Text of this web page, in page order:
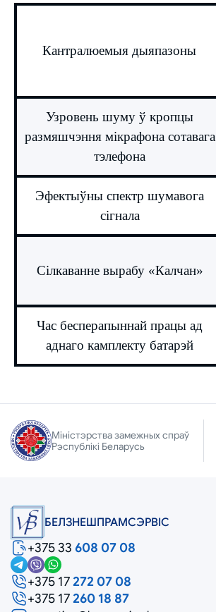
Кантралюемыя дыяпазоны
Узровень шуму ў кропцы
размяшчэння мікрафона сотавага
тэлефона
Эфектыўны спектр шумавога
сігнала
Сілкаванне вырабу «Калчан»
Час бесперапыннай працы ад
аднаго камплекту батарэй
Міністэрства замежных спраў
Рэспублікі Беларусь
БЕЛЗНЕШПРАМСЭРВIС
+375 33 608 07 08
+375 17 272 07 08
+375 17 260 18 87